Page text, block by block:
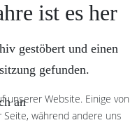
ist es her
gestöbert und einen
gefunden.
an
unserer Website. Einige von
während andere uns